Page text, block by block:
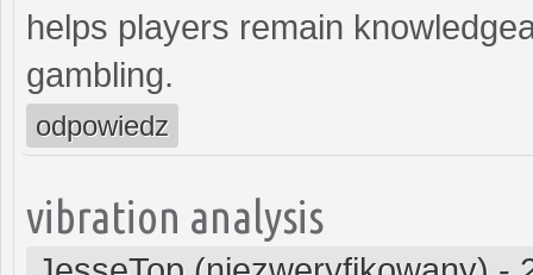
helps players remain
gambling.
odpowiedz
vibration analysis